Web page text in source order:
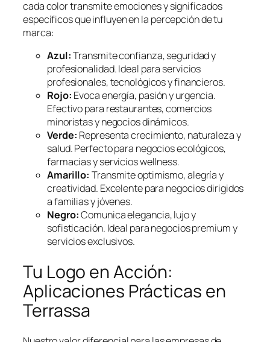
cada color transmite emociones y significados
específicos que influyen en la percepción de tu
marca:
Azul:Transmite confianza, seguridad y
profesionalidad. Ideal para servicios
profesionales, tecnológicos y financieros.
Rojo: Evoca energía, pasión y urgencia.
Efectivo para restaurantes, comercios
minoristas y negocios dinámicos.
Verde: Representa crecimiento, naturaleza y
salud. Perfecto para negocios ecológicos,
farmacias y servicios wellness.
Amarillo: Transmite optimismo, alegría y
creatividad. Excelente para negocios dirigidos
a familias y jóvenes.
Negro:Comunica elegancia, lujo y
sofisticación. Ideal para negocios premium y
servicios exclusivos.
Tu Logo en Acción:
Aplicaciones Prácticas en
Terrassa